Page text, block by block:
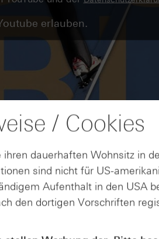
erlauben.
/ Cookies
dauerhaften Wohnsitz in
sind nicht für US-
Aufenthalt in den USA
den dortigen Vorschriften